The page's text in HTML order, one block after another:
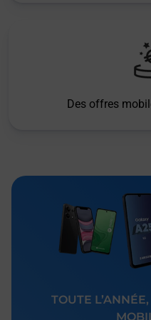
Des offres
TOUTE